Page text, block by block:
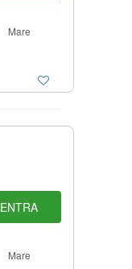
Mare
ENTRA
Mare